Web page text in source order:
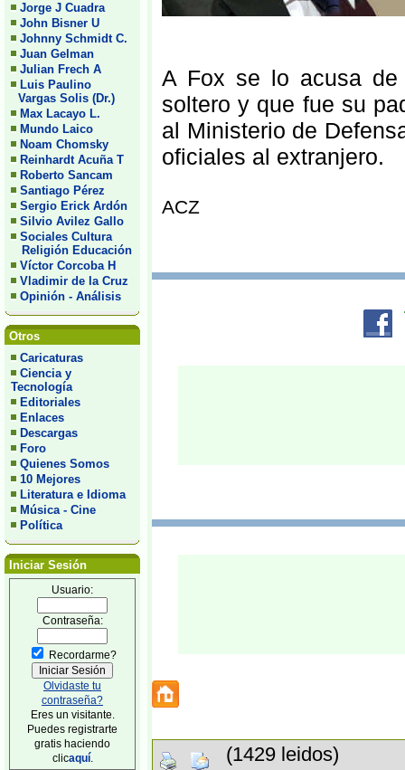
Jorge J Cuadra
John Bisner U
Johnny Schmidt C.
Juan Gelman
Julian Frech A
Luis Paulino
Vargas Solis (Dr.)
Max Lacayo L.
Mundo Laico
Noam Chomsky
Reinhardt Acuña T
Roberto Sancam
Santiago Pérez
Sergio Erick Ardón
Silvio Avilez Gallo
Sociales Cultura
Religión Educación
Víctor Corcoba H
Vladimir de la Cruz
Opinión - Análisis
Otros
Caricaturas
Ciencia y
Tecnología
Editoriales
Enlaces
Descargas
Foro
Quienes Somos
10 Mejores
Literatura e Idioma
Música - Cine
Política
Iniciar Sesión
Usuario:
Contraseña:
Recordarme?
Olvidaste tu
contraseña?
Eres un visitante.
Puedes registrarte
gratis haciendo
clicaquí.
A Fox se lo acusa de
soltero y que fue su
al Ministerio de
oficiales al extranjero.
ACZ
(1429 leidos)